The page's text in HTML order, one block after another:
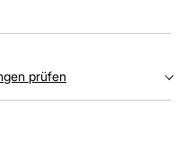
prüfen